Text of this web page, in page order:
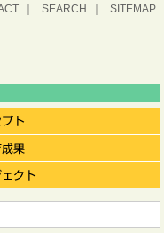
SEARCH SITEMAP